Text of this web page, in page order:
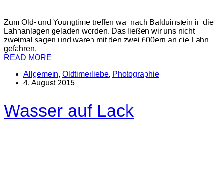
Zum Old- und Youngtimertreffen war nach Balduinstein in die
Lahnanlagen geladen worden. Das ließen wir uns nicht
zweimal sagen und waren mit den zwei 600ern an die Lahn
gefahren.
READ MORE
Allgemein, Oldtimerliebe, Photographie
4. August 2015
Wasser auf Lack